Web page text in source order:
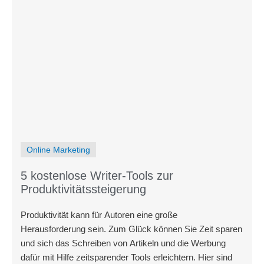
Online Marketing
5 kostenlose Writer-Tools zur
Produktivitätssteigerung
Produktivität kann für Autoren eine große
Herausforderung sein. Zum Glück können Sie Zeit sparen
und sich das Schreiben von Artikeln und die Werbung
dafür mit Hilfe zeitsparender Tools erleichtern. Hier sind